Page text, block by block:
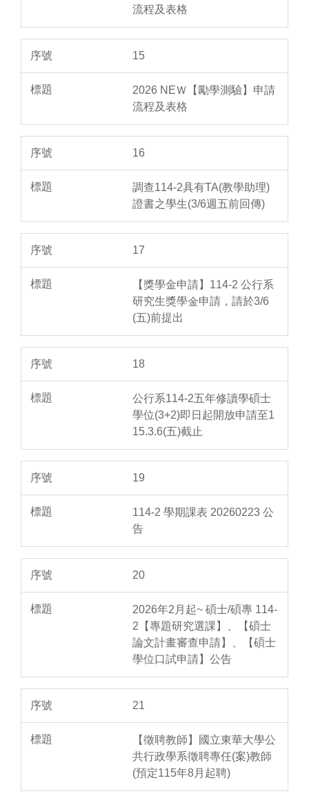
流程及表格
15
2026 NEＷ【勵學測驗】申請
流程及表格
16
調查114-2具有TA(教學助理)
證書之學生(3/6週五前回傳)
17
【獎學金申請】114-2 公行系
研究生獎學金申請，請於3/6
(五)前提出
18
公行系114-2五年修讀學碩士
學位(3+2)即日起開放申請至1
15.3.6(五)截止
19
114-2 學期課表 20260223 公
告
20
2026年2月起~ 碩士/碩專 114-
2【專題研究選課】、【碩士
論文計畫審查申請】、【碩士
學位口試申請】公告
21
【徵聘教師】國立東華大學公
共行政學系徵聘專任(案)教師
(預定115年8月起聘)